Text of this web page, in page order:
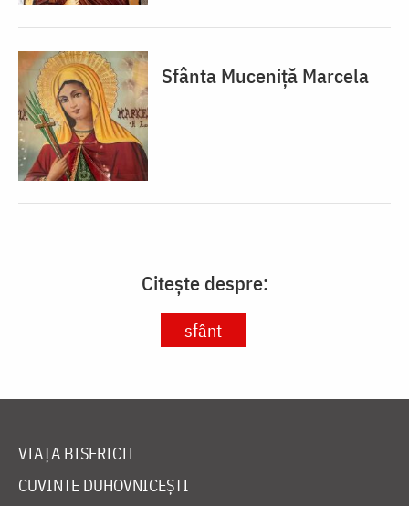
Sfânta Muceniță Marcela
Citește despre:
sfânt
VIAȚA BISERICII
CUVINTE DUHOVNICEȘTI